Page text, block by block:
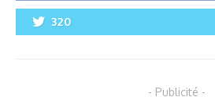
320
- Publicité -